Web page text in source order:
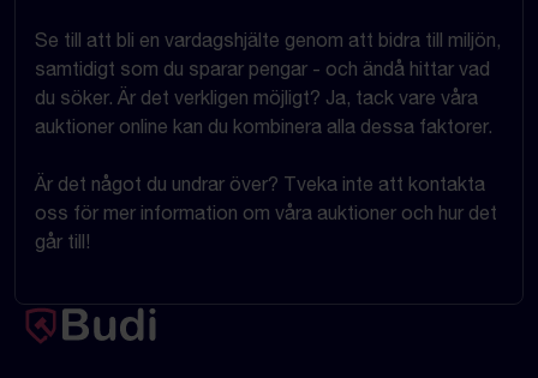
Se till att bli en vardagshjälte genom att bidra till miljön,
samtidigt som du sparar pengar - och ändå hittar vad
du söker. Är det verkligen möjligt? Ja, tack vare våra
auktioner online kan du kombinera alla dessa faktorer.
Är det något du undrar över? Tveka inte att kontakta
oss för mer information om våra auktioner och hur det
går till!